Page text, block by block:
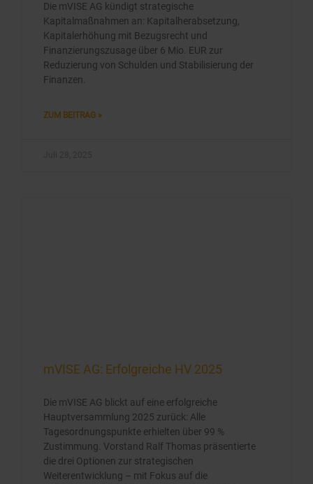
Die mVISE AG kündigt strategische
Kapitalmaßnahmen an: Kapitalherabsetzung,
Kapitalerhöhung mit Bezugsrecht und
Finanzierungszusage über 6 Mio. EUR zur
Reduzierung von Schulden und Stabilisierung der
Finanzen.
ZUM BEITRAG »
mVISE AG: Erfolgreiche HV 2025
Die mVISE AG blickt auf eine erfolgreiche
Hauptversammlung 2025 zurück: Alle
Tagesordnungspunkte erhielten über 99 %
Zustimmung. Vorstand Ralf Thomas präsentierte
die drei Optionen zur strategischen
Weiterentwicklung – mit Fokus auf die